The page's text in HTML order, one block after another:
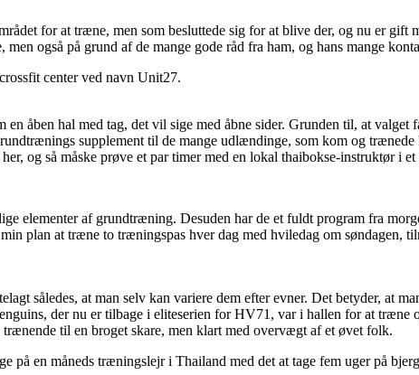
for at træne, men som besluttede sig for at blive der, og nu er
også på grund af de mange gode råd fra ham, og hans mange
center ved navn Unit27.
åben hal med tag, det vil sige med åbne sider. Grunden til, at
supplement til de mange udlændinge, som kom og
og så måske prøve et par timer med en lokal thaibokse-instruktør i
elementer af grundtræning. Desuden har de et fuldt program fra
plan at træne to træningspas hver dag med hviledag om søndagen,
således, at man selv kan variere dem efter evner. Det betyder, at
der nu er tilbage i eliteserien for HV71, var i hallen for at træne
til en broget skare, men klart med overvægt af et øvet folk.
en måneds træningslejr i Thailand med det at tage fem uger på